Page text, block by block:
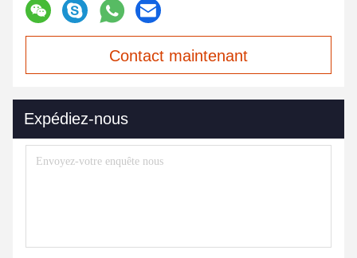
Contact maintenant
Expédiez-nous